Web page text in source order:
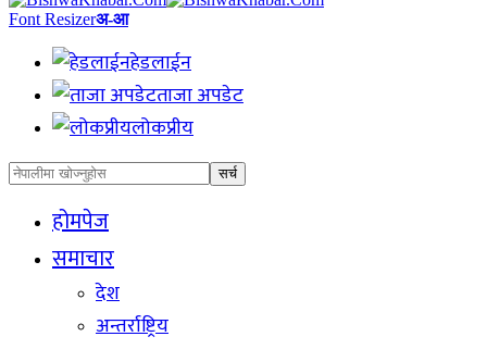
Font Resizerअ-आ
हेडलाईन
ताजा अपडेट
लोकप्रीय
होमपेज
समाचार
देश
अन्तर्राष्ट्रिय